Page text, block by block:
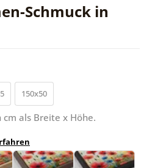
Schmuck in
150x50
als Breite x Höhe.